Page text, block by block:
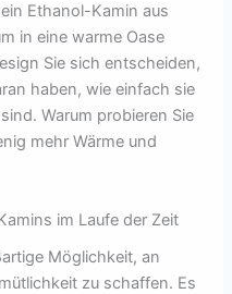
Ethanol-Kamin aus
in eine warme Oase
Sie sich entscheiden,
haben, wie einfach sie
Warum probieren Sie
mehr Wärme und
im Laufe der Zeit
Möglichkeit, an
zu schaffen. Es